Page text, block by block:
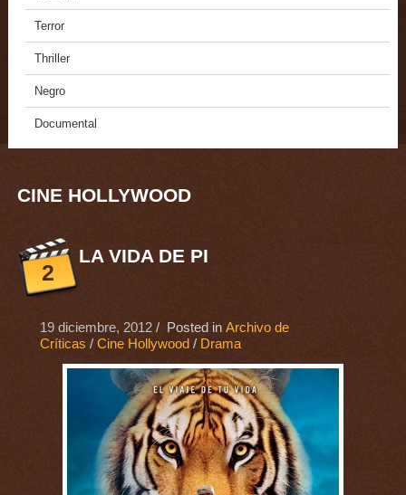
Terror
Thriller
Negro
Documental
CINE HOLLYWOOD
2
LA VIDA DE PI
19 diciembre, 2012/ Posted in Archivo de
Críticas / Cine Hollywood / Drama